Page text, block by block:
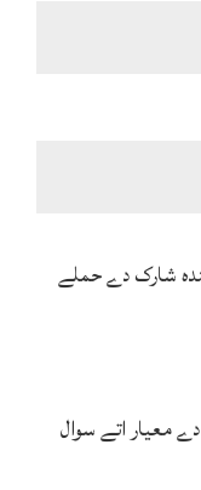
شارک دے حملے
معیار اتے سوال